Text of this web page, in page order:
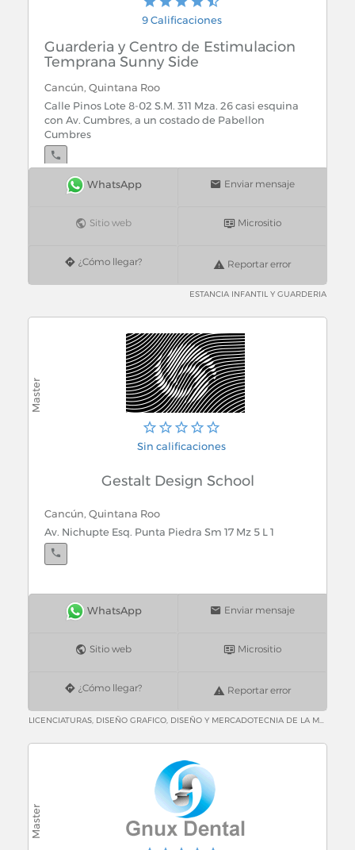
Gimnasios / Centros de Acondicionamiento Fisico
Ginecologos
Gobierno
Gobierno Estatal
Gobierno Federal
Gobierno Municipal
Gruas Industriales
Guarderias Infantiles
9 Calificaciones
Guarderia y Centro de Estimulacion
Temprana Sunny Side
Cancún, Quintana Roo
Calle Pinos Lote 8-02 S.M. 311 Mza. 26 casi esquina
con Av. Cumbres, a un costado de Pabellon
Cumbres
Enviar mensaje
Sitio web Micrositio
¿Cómo llegar? Reportar error
ESTANCIA INFANTIL Y GUARDERIA
Sin calificaciones
Gestalt Design School
Cancún, Quintana Roo
Av. Nichupte Esq. Punta Piedra Sm 17 Mz 5 L 1
Enviar mensaje
Sitio web Micrositio
¿Cómo llegar? Reportar error
LICENCIATURAS, DISEÑO GRAFICO, DISEÑO Y MERCADOTECNIA DE LA MODA, ARQUITECTURA DE INTERIORES, DISEÑO DE IMAGEN Y RELACIONES PUBLICAS. MAESTRIAS, DISEÑO TIPOGRAFICO, DISEÑO EDITORIAL, ENSEÑANZA Y APRENDIZAJE DEL IDIOMA INGLES DIPLOMADOS, INTERIORISMO, DISEÑO DE MODA E IMAGEN, IMAGEN EJECUTIVA, DISEÑO Y GESTION DE MARCA, DISEÑA TU IMAGEN, MODELADO Y ANIMACION 3D